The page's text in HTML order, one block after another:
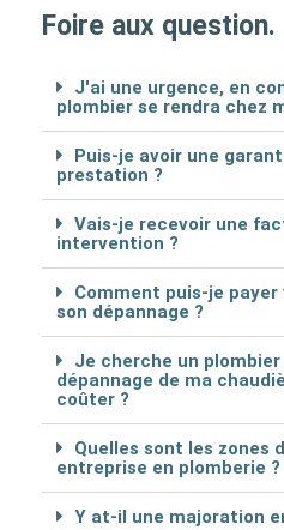
Foire aux question.
J'ai une urgence, en
plombier se rendra chez
Puis-je avoir une
prestation ?
Vais-je recevoir une
intervention ?
Comment puis-je
son dépannage ?
Je cherche un
dépannage de ma
coûter ?
Quelles sont les zones
entreprise en plomberie ?
Y at-il une majoration